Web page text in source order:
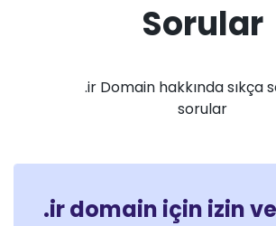
Sorular
.ir Domain hakkında sıkça
sorular
.ir domain için izin